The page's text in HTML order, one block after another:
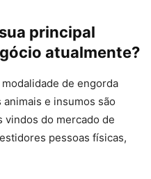
principal
atualmente?
de engorda
e insumos são
vindos do mercado de
pessoas físicas,